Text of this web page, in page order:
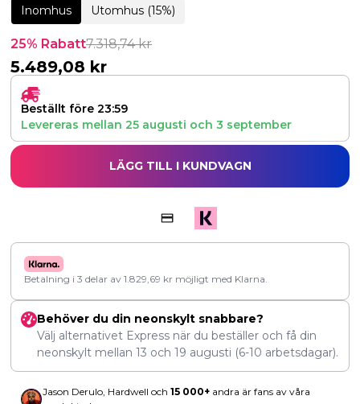
Inomhus Utomhus (15%)
25% Rabatt7.318,74kr
5.489,08 kr
Beställt före 23:59
Levereras mellan 25 augusti och 3 september
LÄGG TILL I KUNDVAGN
Betalning i 3 delar av 1.829,69 kr möjligt med Klarna.
Behöver du din neonskylt snabbare?
Välj alternativet Express när du beställer och få din
neonskylt mellan 13 och 19 augusti (6-10 arbetsdagar).
Jason Derulo, Hardwell och 15 000+ andra är fans av våra